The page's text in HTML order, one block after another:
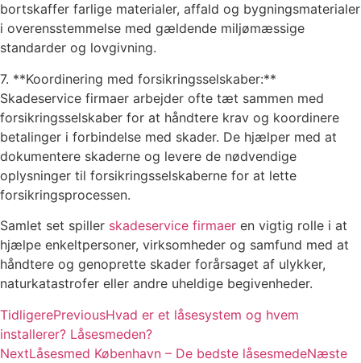
bortskaffer farlige materialer, affald og bygningsmaterialer
i overensstemmelse med gældende miljømæssige
standarder og lovgivning.
7. **Koordinering med forsikringsselskaber:**
Skadeservice firmaer arbejder ofte tæt sammen med
forsikringsselskaber for at håndtere krav og koordinere
betalinger i forbindelse med skader. De hjælper med at
dokumentere skaderne og levere de nødvendige
oplysninger til forsikringsselskaberne for at lette
forsikringsprocessen.
Samlet set spiller skadeservice firmaer en vigtig rolle i at
hjælpe enkeltpersoner, virksomheder og samfund med at
håndtere og genoprette skader forårsaget af ulykker,
naturkatastrofer eller andre uheldige begivenheder.
TidligerePreviousHvad er et låsesystem og hvem
installerer? Låsesmeden?
NextLåsesmed København – De bedste låsesmedeNæste